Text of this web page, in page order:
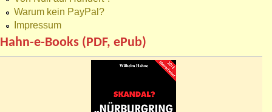
Warum kein PayPal?
Impressum
Hahn-e-Books (PDF, ePub)